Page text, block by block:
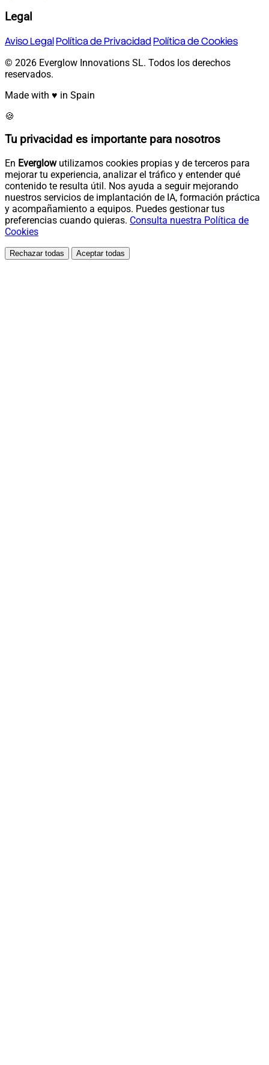
Legal
Aviso LegalPolítica de PrivacidadPolítica de Cookies
© 2026 Everglow Innovations SL. Todos los derechos
reservados.
Made with ♥ in Spain
🍪
Tu privacidad es importante para nosotros
En Everglowutilizamos cookies propias y de terceros para
mejorar tu experiencia, analizar el tráfico y entender qué
contenido te resulta útil. Nos ayuda a seguir mejorando
nuestros servicios de implantación de IA, formación práctica
y acompañamiento a equipos. Puedes gestionar tus
preferencias cuando quieras. Consulta nuestra Política de
Cookies
Rechazar todas Aceptar todas